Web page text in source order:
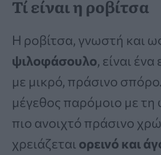
Τί είναι η ροβίτσα
Η ροβίτσα, γνωστή και
ψιλοφάσουλο, είναι
με μικρό, πράσινο
μέγεθος παρόμοιο με
πιο ανοιχτό πράσινο
χρειάζεται ορεινό και